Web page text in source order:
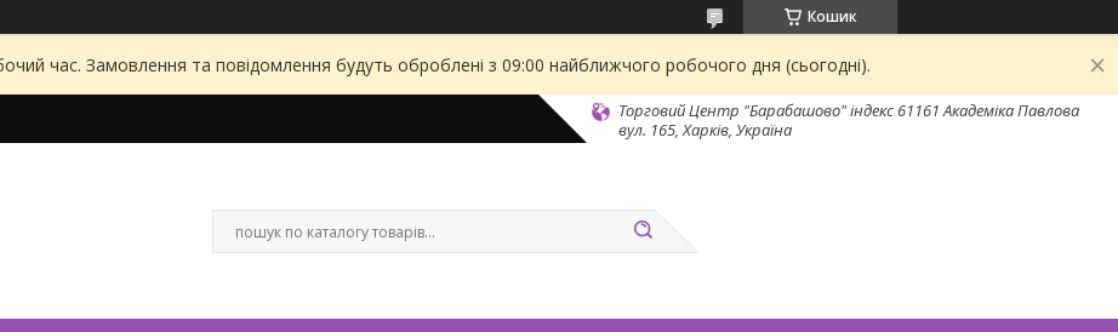
Кошик
час. Замовлення та повідомлення будуть оброблені з 09:00 найближчого робочого дня (сьогодні).
Торговий Центр "Барабашово" індекс 61161 Академіка Павлова
вул. 165, Харків, Україна